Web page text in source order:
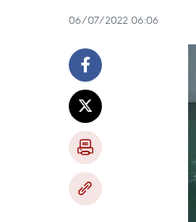
06/07/2022 06:06